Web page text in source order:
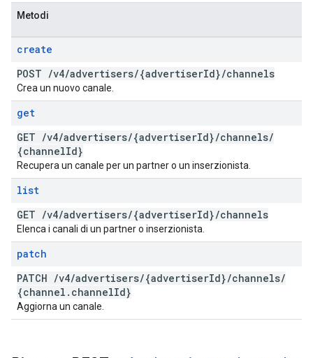
Metodi
create
POST /v4/advertisers/{advertiserId}/channels
Crea un nuovo canale.
get
GET /v4/advertisers/{advertiserId}/channels/
{channelId}
Recupera un canale per un partner o un inserzionista.
list
GET /v4/advertisers/{advertiserId}/channels
Elenca i canali di un partner o inserzionista.
patch
PATCH /v4/advertisers/{advertiserId}/channels/
{channel . channelId}
Aggiorna un canale.